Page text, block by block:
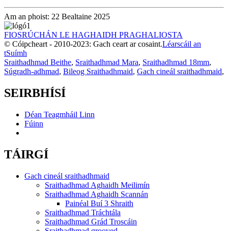
Am an phoist: 22 Bealtaine 2025
FIOSRÚCHÁN LE HAGHAIDH PRAGHALIOSTA
© Cóipcheart - 2010-2023: Gach ceart ar cosaint.Léarscáil an
tSuímh
Sraithadhmad Beithe, Sraithadhmad Mara, Sraithadhmad 18mm,
Súgradh-adhmad, Bileog Sraithadhmaid, Gach cineál sraithadhmaid,
SEIRBHÍSÍ
Déan Teagmháil Linn
Fúinn
TÁIRGÍ
Gach cineál sraithadhmaid
Sraithadhmad Aghaidh Meilimín
Sraithadhmad Aghaidh Scannán
Painéal Buí 3 Shraith
Sraithadhmad Tráchtála
Sraithadhmad Grád Troscáin